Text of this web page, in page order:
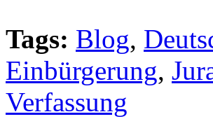
Tags: Blog,
Einbürgerung,
Verfassung